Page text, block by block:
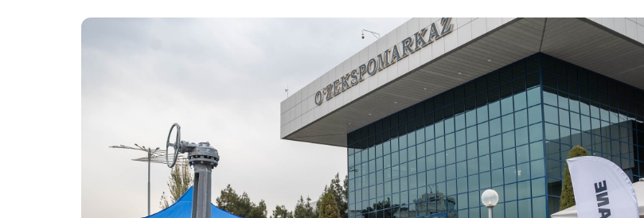
官方支持
地点及工作时间
活动计划
展位预订
成为赞助商
展台搭建
货物与交付
参展商须知
官方航空承运商
参观展览
如何前往展会
官方旅行社
消息
注册为媒体
签证